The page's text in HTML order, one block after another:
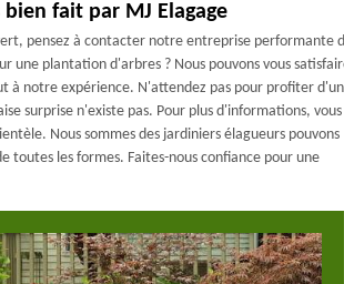
fait par MJ Elagage
pensez à contacter notre entreprise performante
une plantation d'arbres ? Nous pouvons vous
à notre expérience. N'attendez pas pour profiter d'un
surprise n'existe pas. Pour plus d'informations, vous
Nous sommes des jardiniers élagueurs pouvons
toutes les formes. Faites-nous confiance pour une